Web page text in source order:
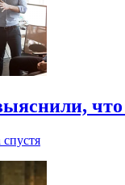
что
спустя